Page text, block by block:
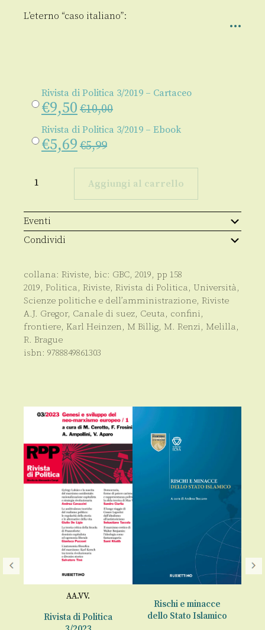
L’eterno “caso italiano”:
Rivista di Politica 3/2019 – Cartaceo
€9,50 €10,00
Rivista di Politica 3/2019 – Ebook
€5,69 €5,99
quantità
Aggiungi al carrello
Eventi
Condividi
collana: Riviste, bic: GBC, 2019, pp 158
2019, Politica, Riviste, Rivista di Politica, Università,
Scienze politiche e dell’amministrazione, Riviste
A.J. Gregor, Canale di suez, Ceuta, confini,
frontiere, Karl Heinzen, M Billig, M. Renzi, Melilla,
R. Brague
isbn: 9788849861303
AA.VV.
Rivista di Politica
Rischi e minacce
dello Stato Islamico